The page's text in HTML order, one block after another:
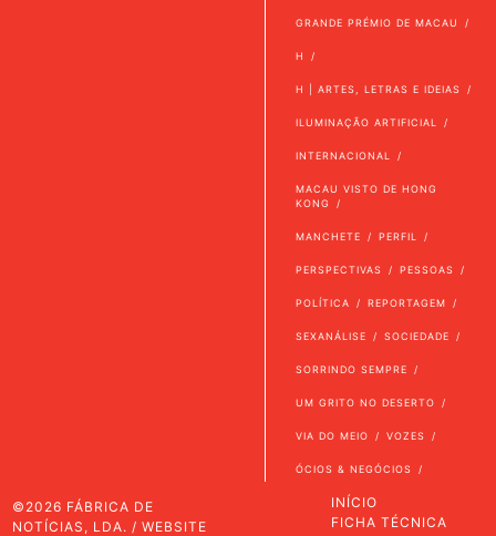
GRANDE PRÉMIO DE MACAU
H
H | ARTES, LETRAS E IDEIAS
ILUMINAÇÃO ARTIFICIAL
INTERNACIONAL
MACAU VISTO DE HONG
KONG
MANCHETE PERFIL
PERSPECTIVAS PESSOAS
POLÍTICA REPORTAGEM
SEXANÁLISE SOCIEDADE
SORRINDO SEMPRE
UM GRITO NO DESERTO
VIA DO MEIO VOZES
ÓCIOS & NEGÓCIOS
©2026 FÁBRICA DE
NOTÍCIAS, LDA. / WEBSITE
INÍCIO
FICHA TÉCNICA